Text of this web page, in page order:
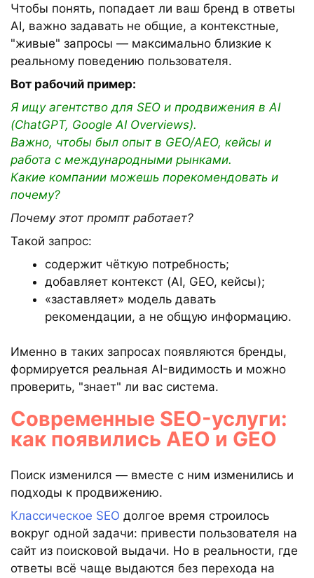
Чтобы понять, попадает ли ваш бренд в ответы
AI, важно задавать не общие, а контекстные,
"живые" запросы — максимально близкие к
реальному поведению пользователя.
Вот рабочий пример:
Я ищу агентство для SEO и продвижения в AI
(ChatGPT, Google AI Overviews).
Важно, чтобы был опыт в GEO/AEO, кейсы и
работа с международными рынками.
Какие компании можешь порекомендовать и
почему?
Почему этот промпт работает?
Такой запрос:
содержит чёткую потребность;
добавляет контекст (AI, GEO, кейсы);
«заставляет» модель давать
рекомендации, а не общую информацию.
Именно в таких запросах появляются бренды,
формируется реальная AI-видимость и можно
проверить, "знает" ли вас система.
Современные SEO-услуги:
как появились AEO и GEO
Поиск изменился — вместе с ним изменились и
подходы к продвижению.
Классическое SEO долгое время строилось
вокруг одной задачи: привести пользователя на
сайт из поисковой выдачи. Но в реальности, где
ответы всё чаще выдаются без перехода на